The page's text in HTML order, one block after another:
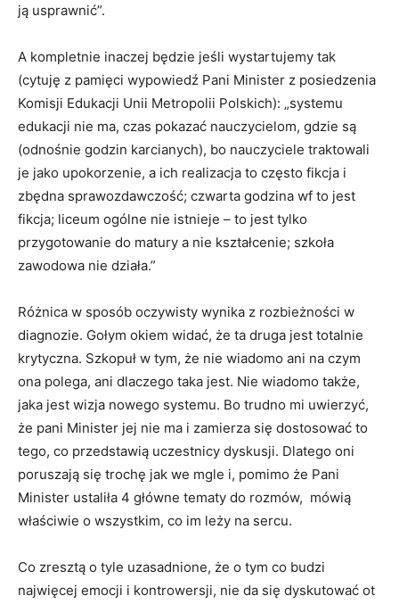
ją usprawnić”.
A kompletnie inaczej będzie jeśli wystartujemy tak
(cytuję z pamięci wypowiedź Pani Minister z posiedzenia
Komisji Edukacji Unii Metropolii Polskich): „systemu
edukacji nie ma, czas pokazać nauczycielom, gdzie są
(odnośnie godzin karcianych), bo nauczyciele traktowali
je jako upokorzenie, a ich realizacja to często fikcja i
zbędna sprawozdawczość; czwarta godzina wf to jest
fikcja; liceum ogólne nie istnieje – to jest tylko
przygotowanie do matury a nie kształcenie; szkoła
zawodowa nie działa.”
Różnica w sposób oczywisty wynika z rozbieżności w
diagnozie. Gołym okiem widać, że ta druga jest totalnie
krytyczna. Szkopuł w tym, że nie wiadomo ani na czym
ona polega, ani dlaczego taka jest. Nie wiadomo także,
jaka jest wizja nowego systemu. Bo trudno mi uwierzyć,
że pani Minister jej nie ma i zamierza się dostosować to
tego, co przedstawią uczestnicy dyskusji. Dlatego oni
poruszają się trochę jak we mgle i, pomimo że Pani
Minister ustaliła 4 główne tematy do rozmów, mówią
właściwie o wszystkim, co im leży na sercu.
Co zresztą o tyle uzasadnione, że o tym co budzi
najwięcej emocji i kontrowersji, nie da się dyskutować ot